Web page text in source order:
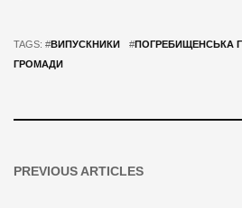
TAGS: #ВИПУСКНИКИ #ПОГРЕБИЩЕНСЬКА
ГРОМАДИ
PREVIOUS ARTICLES